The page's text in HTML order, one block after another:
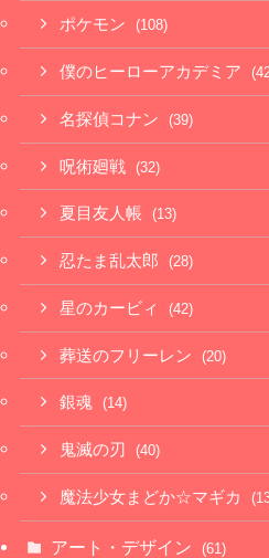
ポケモン (108)
僕のヒーローアカデミア
名探偵コナン (39)
呪術廻戦 (32)
夏目友人帳 (13)
忍たま乱太郎 (28)
星のカービィ (42)
葬送のフリーレン (20)
銀魂 (14)
鬼滅の刃 (40)
魔法少女まどか☆マギカ
アート・デザイン (61)